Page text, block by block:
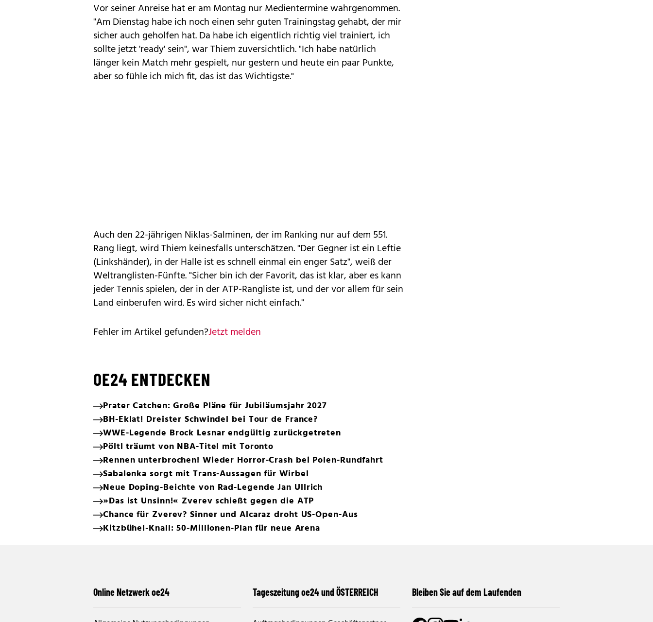
Vor seiner Anreise hat er am Montag nur Medientermine wahrgenommen.
"Am Dienstag habe ich noch einen sehr guten Trainingstag gehabt, der mir
sicher auch geholfen hat. Da habe ich eigentlich richtig viel trainiert, ich
sollte jetzt 'ready' sein", war Thiem zuversichtlich. "Ich habe natürlich
länger kein Match mehr gespielt, nur gestern und heute ein paar Punkte,
aber so fühle ich mich fit, das ist das Wichtigste."
Auch den 22-jährigen Niklas-Salminen, der im Ranking nur auf dem 551.
Rang liegt, wird Thiem keinesfalls unterschätzen. "Der Gegner ist ein Leftie
(Linkshänder), in der Halle ist es schnell einmal ein enger Satz", weiß der
Weltranglisten-Fünfte. "Sicher bin ich der Favorit, das ist klar, aber es kann
jeder Tennis spielen, der in der ATP-Rangliste ist, und der vor allem für sein
Land einberufen wird. Es wird sicher nicht einfach."
Fehler im Artikel gefunden?Jetzt melden
OE24 ENTDECKEN
Prater Catchen: Große Pläne für Jubiläumsjahr 2027
BH-Eklat! Dreister Schwindel bei Tour de France?
WWE-Legende Brock Lesnar endgültig zurückgetreten
Pöltl träumt von NBA-Titel mit Toronto
Rennen unterbrochen! Wieder Horror-Crash bei Polen-Rundfahrt
Sabalenka sorgt mit Trans-Aussagen für Wirbel
Neue Doping-Beichte von Rad-Legende Jan Ullrich
»Das ist Unsinn!« Zverev schießt gegen die ATP
Chance für Zverev? Sinner und Alcaraz droht US-Open-Aus
Kitzbühel-Knall: 50-Millionen-Plan für neue Arena
Online Netzwerk oe24 Tageszeitung oe24 und ÖSTERREICH Bleiben Sie auf dem Laufenden